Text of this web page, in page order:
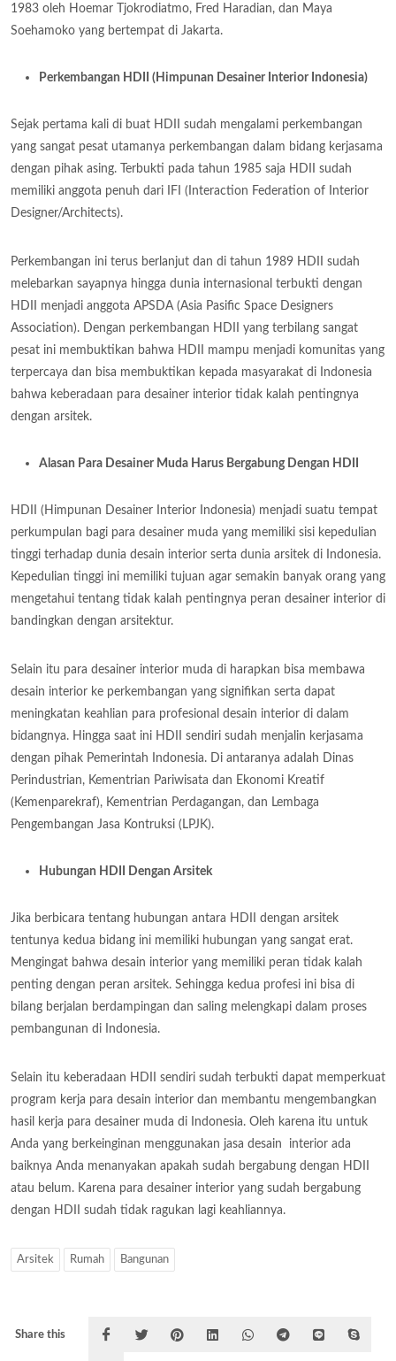
1983 oleh Hoemar Tjokrodiatmo, Fred Haradian, dan Maya
Soehamoko yang bertempat di Jakarta.
Perkembangan HDII (Himpunan Desainer Interior Indonesia)
Sejak pertama kali di buat HDII sudah mengalami perkembangan
yang sangat pesat utamanya perkembangan dalam bidang kerjasama
dengan pihak asing. Terbukti pada tahun 1985 saja HDII sudah
memiliki anggota penuh dari IFI (Interaction Federation of Interior
Designer/Architects).
Perkembangan ini terus berlanjut dan di tahun 1989 HDII sudah
melebarkan sayapnya hingga dunia internasional terbukti dengan
HDII menjadi anggota APSDA (Asia Pasific Space Designers
Association). Dengan perkembangan HDII yang terbilang sangat
pesat ini membuktikan bahwa HDII mampu menjadi komunitas yang
terpercaya dan bisa membuktikan kepada masyarakat di Indonesia
bahwa keberadaan para desainer interior tidak kalah pentingnya
dengan arsitek.
Alasan Para Desainer Muda Harus Bergabung Dengan HDII
HDII (Himpunan Desainer Interior Indonesia) menjadi suatu tempat
perkumpulan bagi para desainer muda yang memiliki sisi kepedulian
tinggi terhadap dunia desain interior serta dunia arsitek di Indonesia.
Kepedulian tinggi ini memiliki tujuan agar semakin banyak orang yang
mengetahui tentang tidak kalah pentingnya peran desainer interior di
bandingkan dengan arsitektur.
Selain itu para desainer interior muda di harapkan bisa membawa
desain interior ke perkembangan yang signifikan serta dapat
meningkatan keahlian para profesional desain interior di dalam
bidangnya. Hingga saat ini HDII sendiri sudah menjalin kerjasama
dengan pihak Pemerintah Indonesia. Di antaranya adalah Dinas
Perindustrian, Kementrian Pariwisata dan Ekonomi Kreatif
(Kemenparekraf), Kementrian Perdagangan, dan Lembaga
Pengembangan Jasa Kontruksi (LPJK).
Hubungan HDII Dengan Arsitek
Jika berbicara tentang hubungan antara HDII dengan arsitek
tentunya kedua bidang ini memiliki hubungan yang sangat erat.
Mengingat bahwa desain interior yang memiliki peran tidak kalah
penting dengan peran arsitek. Sehingga kedua profesi ini bisa di
bilang berjalan berdampingan dan saling melengkapi dalam proses
pembangunan di Indonesia.
Selain itu keberadaan HDII sendiri sudah terbukti dapat memperkuat
program kerja para desain interior dan membantu mengembangkan
hasil kerja para desainer muda di Indonesia. Oleh karena itu untuk
Anda yang berkeinginan menggunakan jasa desain interior ada
baiknya Anda menanyakan apakah sudah bergabung dengan HDII
atau belum. Karena para desainer interior yang sudah bergabung
dengan HDII sudah tidak ragukan lagi keahliannya.
Arsitek Rumah Bangunan
Share this